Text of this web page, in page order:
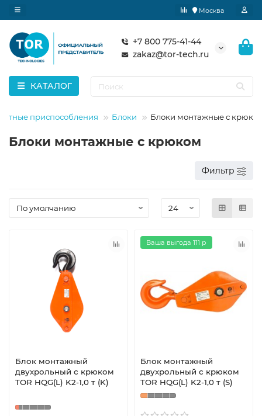
Москва
+7 800 775-41-44
zakaz@tor-tech.ru
КАТАЛОГ
приспособления Блоки Блоки монтажные с
Блоки монтажные с крюком
Фильтр
Блок монтажный
двухрольный с крюком
TOR HQG(L) K2-1,0 т (K)
Ваша выгода 111 р
Блок монтажный
двухрольный с крюком
TOR HQG(L) K2-1,0 т (S)